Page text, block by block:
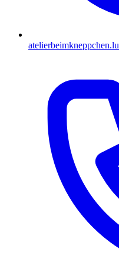
atelierbeimkneppchen.lu